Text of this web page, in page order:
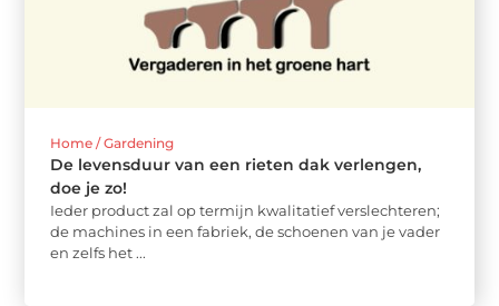
Home / Gardening
De levensduur van een rieten dak verlengen,
doe je zo!
Ieder product zal op termijn kwalitatief verslechteren;
de machines in een fabriek, de schoenen van je vader
en zelfs het ...